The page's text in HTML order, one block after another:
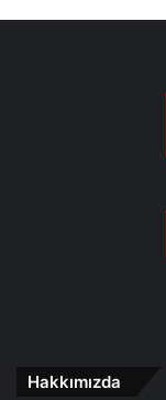
Hakkımızda